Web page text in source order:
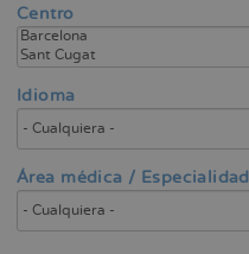
Centro
Idioma
Área médica / Especialidad